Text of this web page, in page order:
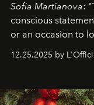
Sofia Martianova:
conscious
or an occasion to
to capture
that lives freely,
elegance is not
12.25.2025 by